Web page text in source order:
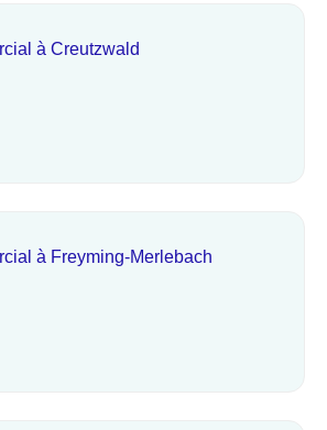
à Creutzwald
à Freyming-Merlebach